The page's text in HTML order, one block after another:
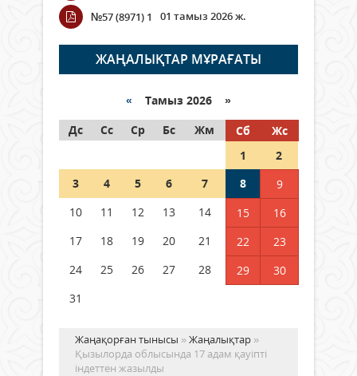
Wi-Fi ҚАБЫРҒА АРҚЫЛЫ ҚАЛАЙ
ӨТЕДІ?
06 тамыз 2026 ж. 267
граждане Казахстана,
05 тамыз 2026 ж. 148
Шетелде жүрген Қазақстан
азаматтары қалай дауыс бере
№57 (8971) 1
01 тамыз 2026 ж.
ЖАҢАЛЫҚТАР МҰРАҒАТЫ
« Тамыз 2026 »
Дс
Сс Ср Бс Жм Сб
Жс
1
2
3
4 5 6 7 8
9
10
11 12 13 14 15
16
17
18 19 20 21 22
23
24
25 26 27 28 29
30
31
Жаңақорған тынысы »Жаңалықтар »
Қызылорда облысында 17 адам қауіпті
індеттен жазылды